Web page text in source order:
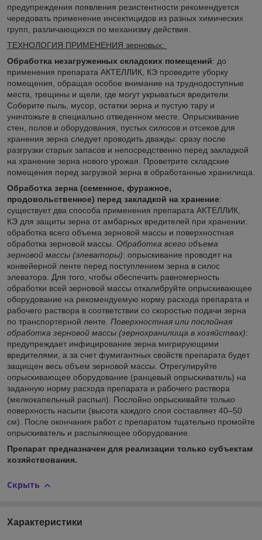
предупреждения появления резистентности рекомендуется
чередовать применение инсектицидов из разных химических
групп, различающихся по механизму действия.
ТЕХНОЛОГИЯ ПРИМЕНЕНИЯ зерновых:
Обработка незагруженных складских помещений: до
применения препарата АКТЕЛЛИК, КЭ проведите уборку
помещения, обращая особое внимание на труднодоступные
места, трещины и щели, где могут укрываться вредители.
Соберите пыль, мусор, остатки зерна и пустую тару и
уничтожьте в специально отведенном месте. Опрыскивание
стен, полов и оборудования, пустых силосов и отсеков для
хранения зерна следует проводить дважды: сразу после
разгрузки старых запасов и непосредственно перед закладкой
на хранение зерна нового урожая. Проветрите складские
помещения перед загрузкой зерна в обработанные хранилища.
Обработка зерна (семенное, фуражное,
продовольственное) перед закладкой на хранение:
существует два способа применения препарата АКТЕЛЛИК,
КЭ для защиты зерна от амбарных вредителей при хранении:
обработка всего объема зерновой массы и поверхностная
обработка зерновой массы. Обработка всего объема
зерновой массы (элеваторы): опрыскивание проводят на
конвейерной ленте перед поступлением зерна в силос
элеватора. Для того, чтобы обеспечить равномерность
обработки всей зерновой массы откалибруйте опрыскивающее
оборудование на рекомендуемую норму расхода препарата и
рабочего раствора в соответствии со скоростью подачи зерна
по транспортерной ленте. Поверхностная или послойная
обработка зерновой массы (зернохранилища в хозяйствах):
предупреждает инфицирование зерна мигрирующими
вредителями, а за счет фумигантных свойств препарата будет
защищен весь объем зерновой массы. Отрегулируйте
опрыскивающее оборудование (ранцевый опрыскиватель) на
заданную норму расхода препарата и рабочего раствора
(мелкокапельный распыл). Послойно опрыскивайте только
поверхность насыпи (высота каждого слоя составляет 40–50
см). После окончания работ с препаратом тщательно промойте
опрыскиватель и распыляющее оборудование.
Препарат предназначен для реализации только субъектам
хозяйствования.
Скрыть
Характеристики